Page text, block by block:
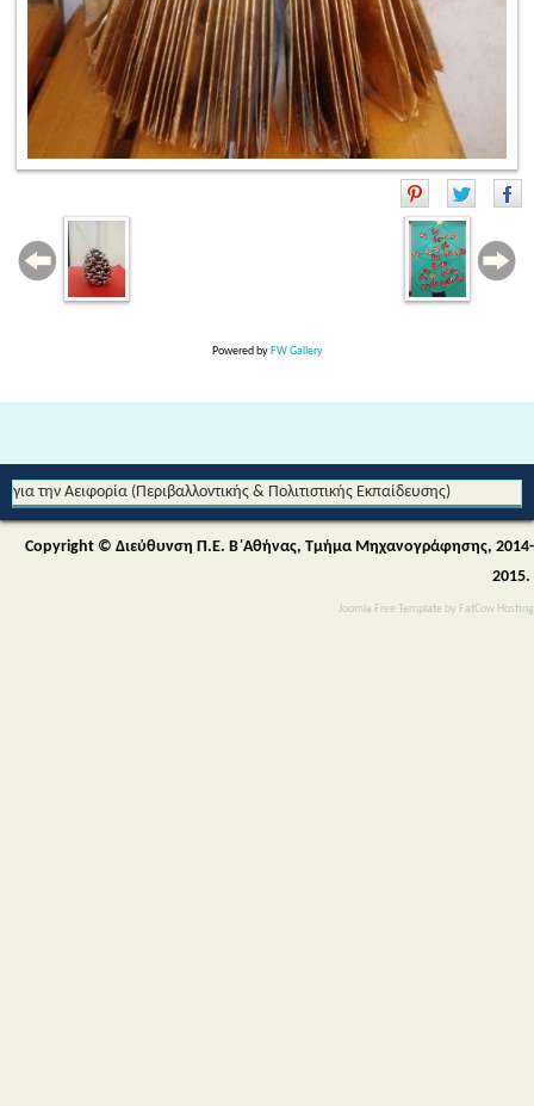
Joomla Free Template by FatCow Hosting
Powered by FW Gallery
για την Αειφορία (Περιβαλλοντικής & Πολιτιστικής Εκπαίδευσης)
Copyright © Διεύθυνση Π.Ε. Β΄Αθήνας, Τμήμα Μηχανογράφησης, 2014-
2015.